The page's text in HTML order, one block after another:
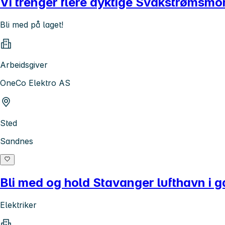
Bli med på laget!
Arbeidsgiver
OneCo Elektro AS
Sted
Sandnes
Bli med og hold Stavanger lufthavn i
Elektriker